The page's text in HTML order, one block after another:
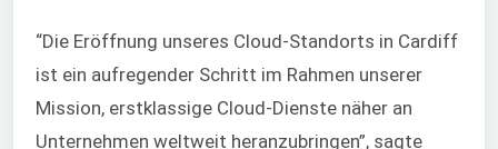
“Die Eröffnung unseres Cloud-Standorts in Cardiff
ist ein aufregender Schritt im Rahmen unserer
Mission, erstklassige Cloud-Dienste näher an
Unternehmen weltweit heranzubringen”, sagte